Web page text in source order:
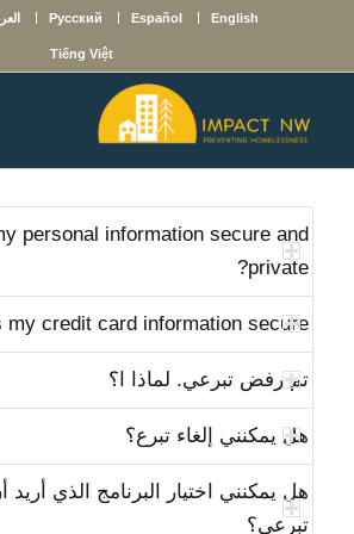
English
Español
Русский
Tiếng Việt
personal information secure and
private?
my credit card information secure?
تم رفض تبرعي. لماذا ا؟
هل يمكنني إلغاء تبرع؟
هل يمكنني اختيار البرنامج الذي أريد
تبرعي؟